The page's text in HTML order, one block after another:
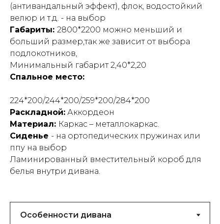
(антивандальный эффект), флок, водостойкий
велюр и т.д. - на выбор
Габариты: 2800*2200 можно меньший и
больший размер,так же зависит от выбора
подлокотников,
Минимальный габарит 2,40*2,20
Спальное место:
224*200/244*200/259*200/284*200
Раскладной: Аккордеон
Материал: Каркас – металлокаркас.
Сиденье - на ортопедических пружинах или
ппу на выбор
Ламинированный вместительный короб для
белья внутри дивана.